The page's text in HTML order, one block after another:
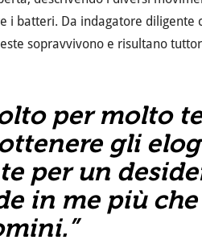
batteri. Da indagatore diligente
sopravvivono e risultano
per molto
gli
per un
in me più
”